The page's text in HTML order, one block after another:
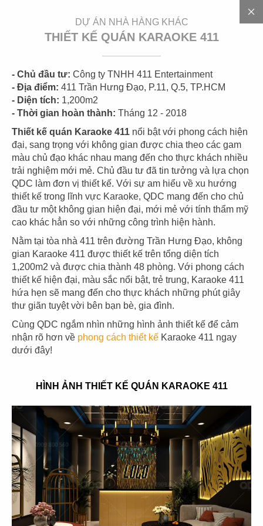
DỰ ÁN NHÀ HÀNG KHÁC
THIẾT KẾ QUÁN KARAOKE 411
- Chủ đầu tư: Công ty TNHH 411 Entertainment
- Địa điểm: 411 Trần Hưng Đạo, P.11, Q.5, TP.HCM
- Diện tích: 1,200m2
- Thời gian hoàn thành: Tháng 12 - 2018
Thiết kế quán Karaoke 411 nổi bật với phong cách hiện
đại, sang trọng với không gian được chia theo các gam
màu chủ đạo khác nhau mang đến cho thực khách nhiều
trải nghiệm mới mẻ. Chủ đầu tư đã tin tưởng và lựa chọn
QDC làm đơn vị thiết kế. Với sự am hiểu về xu hướng
thiết kế trong lĩnh vực Karaoke, QDC mang đến cho chủ
đầu tư một không gian hiện đại, mới mẻ với tính thẩm mỹ
cao khác hẳn so với những công trình hiện hành.
Nằm tại tòa nhà 411 trên đường Trần Hưng Đạo, không
gian Karaoke 411 được thiết kế trên tổng diện tích
1,200m2 và được chia thành 48 phòng. Với phong cách
thiết kế hiện đại, màu sắc nổi bật, trẻ trung, Karaoke 411
hứa hẹn sẽ mang đến cho thực khách những phút giây
thư giãn tuyệt vời bên bạn bè, gia đình.
Cùng QDC ngắm nhìn những hình ảnh thiết kế để cảm
nhận rõ hơn về phong cách thiết kế Karaoke 411 ngay
dưới đây!
HÌNH ẢNH THIẾT KẾ QUÁN KARAOKE 411
300+ DỰ ÁN
01
HIGHLANDS
CN Cát Lái
02
HIGHLANDS
CN Sunwah Pearl
03
PHÊ LA
CN Biên Hòa
04
KATINAT
05
KATINAT
CN Waterbus
06
CHEESE COFFEE
CN Đà Nẵng